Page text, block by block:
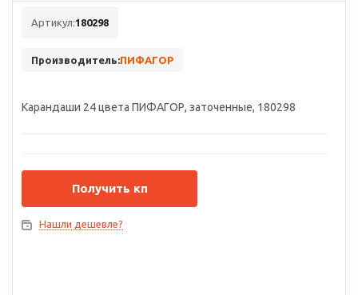
Артикул:180298
Производитель:ПИФАГОР
Карандаши 24 цвета ПИФАГОР, заточенные, 180298
Получить кп
Нашли дешевле?